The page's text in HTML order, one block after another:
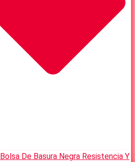
Bolsa De Basura Negra Resistencia Y